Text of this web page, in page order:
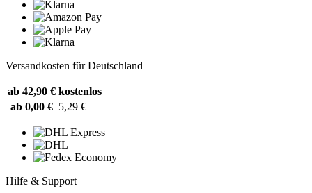
Versandkosten für Deutschland
ab 42,90 € kostenlos
ab 0,00 € 5,29 €
Hilfe & Support